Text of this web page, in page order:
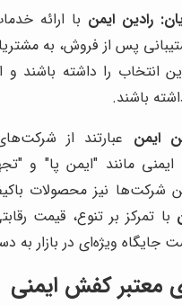
رادین ایمن با ارائه
پس از فروش، به
انتخاب را داشته باشند
باشند.
ایمن عبارتند از
ایمنی مانند "ایمن پا" و
شرکت‌ها نیز محصولات
با تمرکز بر تنوع، قیمت
جایگاه ویژه‌ای در بازار به
معتبر کفش ایمنی